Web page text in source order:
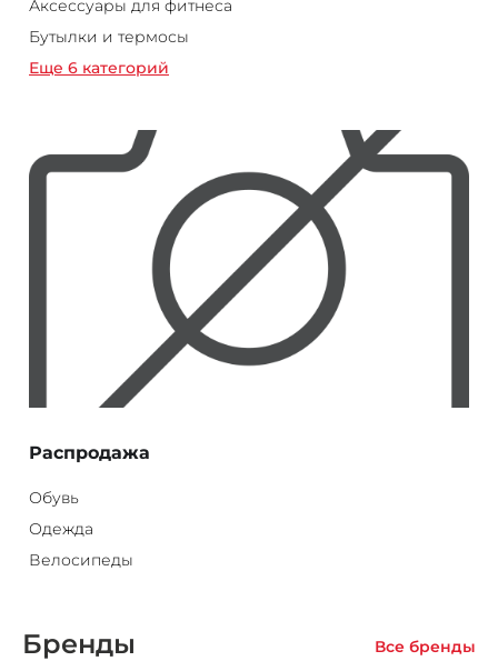
Аксессуары для фитнеса
Бутылки и термосы
Еще 6 категорий
Распродажа
Обувь
Одежда
Велосипеды
Бренды Все бренды